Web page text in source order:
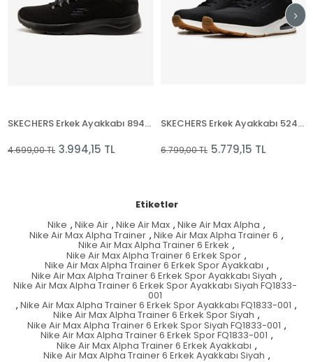
SKECHERS Erkek Ayakkabı 894114TK BBK DYNAMİGHT
3.994,15 TL
4.699,00 TL
SKECHERS Erkek Ayakkabı 52458 BLK UNO - STAND ON AIR
5.779,15 TL
6.799,00 TL
Etiketler
Nike , Nike Air , Nike Air Max , Nike Air Max Alpha ,
Nike Air Max Alpha Trainer , Nike Air Max Alpha Trainer 6 ,
Nike Air Max Alpha Trainer 6 Erkek ,
Nike Air Max Alpha Trainer 6 Erkek Spor ,
Nike Air Max Alpha Trainer 6 Erkek Spor Ayakkabı ,
Nike Air Max Alpha Trainer 6 Erkek Spor Ayakkabı Siyah ,
Nike Air Max Alpha Trainer 6 Erkek Spor Ayakkabı Siyah FQ1833-
001
, Nike Air Max Alpha Trainer 6 Erkek Spor Ayakkabı FQ1833-001 ,
Nike Air Max Alpha Trainer 6 Erkek Spor Siyah ,
Nike Air Max Alpha Trainer 6 Erkek Spor Siyah FQ1833-001 ,
Nike Air Max Alpha Trainer 6 Erkek Spor FQ1833-001 ,
Nike Air Max Alpha Trainer 6 Erkek Ayakkabı ,
Nike Air Max Alpha Trainer 6 Erkek Ayakkabı Siyah ,